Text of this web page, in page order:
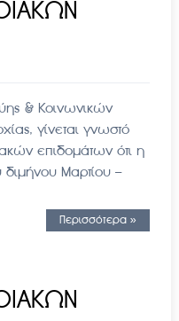
& Κοινωνικών
γίνεται γνωστό
επιδομάτων ότι η
Μαρτίου –
Περισσότερα »